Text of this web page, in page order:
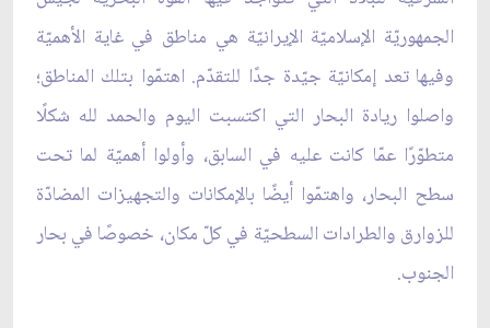
الجمهوريّة الإسلاميّة الإيرانيّة هي مناطق في غاية الأهميّة
وفيها تعد إمكانيّة جيّدة جدًا للتقدّم. اهتمّوا بتلك المناطق؛
واصلوا ريادة البحار التي اكتسبت اليوم والحمد لله شكلًا
متطوّرًا عمّا كانت عليه في السابق، وأولوا أهميّة لما تحت
سطح البحار، واهتمّوا أيضًا بالإمكانات والتجهيزات المضادّة
للزوارق والطرادات السطحيّة في كلّ مكان، خصوصًا في بحار
الجنوب.